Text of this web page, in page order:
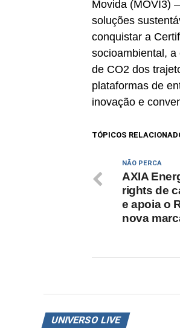
Movida (MOVI3)
soluções
conquistar a
socioambiental,
de CO2 dos
plataformas de
inovação e
TÓPICOS
NÃO PERCA
AXIA
rights de
e apoia o
nova
UNIVERSO LIVE